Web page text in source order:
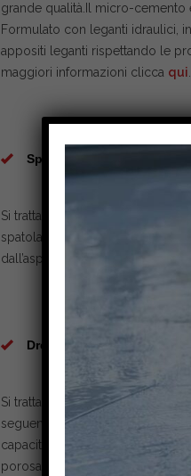
grande qualità.Il micro-
Formulato con leganti idraulici,
appositi leganti rispettando le
maggiori informazioni clicca qui
Spatolato interni ed esterni
Si tratta di un rivestimento dal
spatolato è un sistema
dall’aspetto semi-
Drenanti per esterno
Si tratta di un rivestimento
seguendo lo stile moderno,
capacità drenante, con inerte
porosa, l’acqua viene drenata